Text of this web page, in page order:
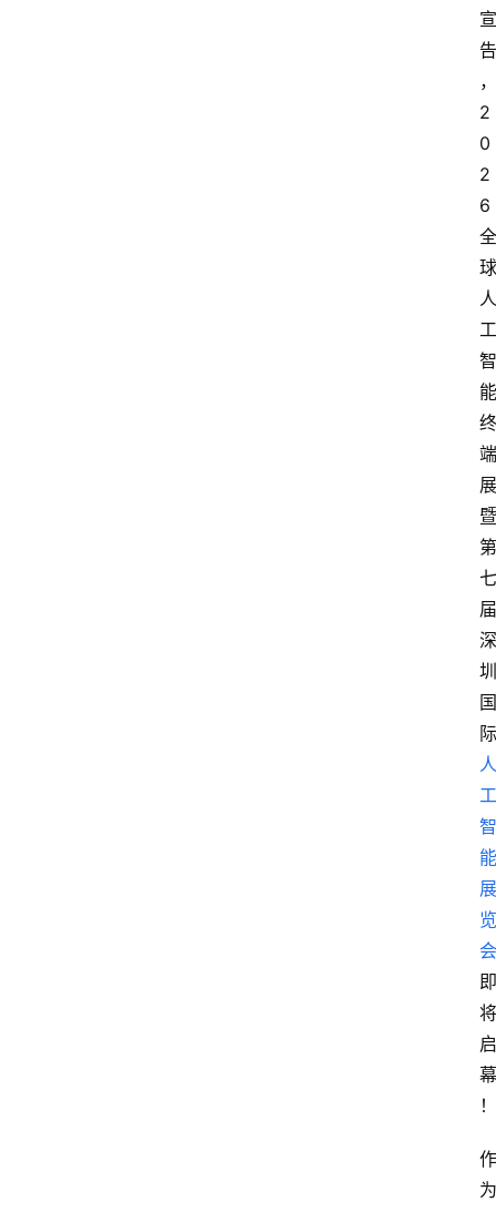
宣
告
，
2
0
2
6
全
球
人
工
智
能
终
端
展
暨
第
七
届
深
圳
国
际
人
工
智
能
展
览
会
即
将
启
幕
！
作
为